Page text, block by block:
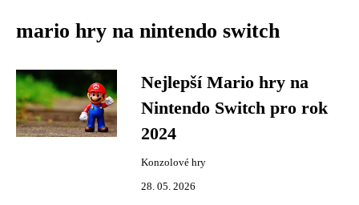
mario hry na nintendo switch
Nejlepší Mario hry na
Nintendo Switch pro rok
2024
Konzolové hry
28. 05. 2026